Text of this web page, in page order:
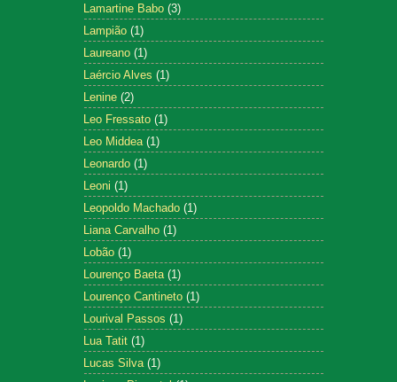
Lamartine Babo (3)
Lampião (1)
Laureano (1)
Laércio Alves (1)
Lenine (2)
Leo Fressato (1)
Leo Middea (1)
Leonardo (1)
Leoni (1)
Leopoldo Machado (1)
Liana Carvalho (1)
Lobão (1)
Lourenço Baeta (1)
Lourenço Cantineto (1)
Lourival Passos (1)
Lua Tatit (1)
Lucas Silva (1)